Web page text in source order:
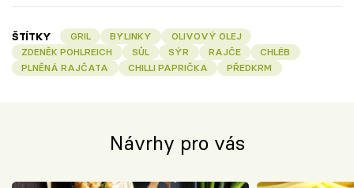
ŠTÍTKY GRIL BYLINKY
OLIVOVÝ OLEJ
ZDENĚK POHLREICH
SŮL SÝR RAJČE
CHLÉB
PLNĚNÁ RAJČATA
CHILLI PAPRIČKA PŘEDKRM
Návrhy pro vás